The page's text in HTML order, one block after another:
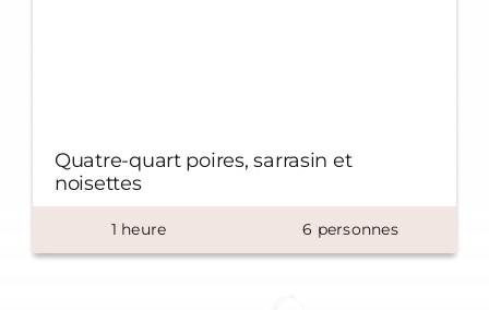
Quatre-quart poires, sarrasin et
noisettes
1 heure 6 personnes